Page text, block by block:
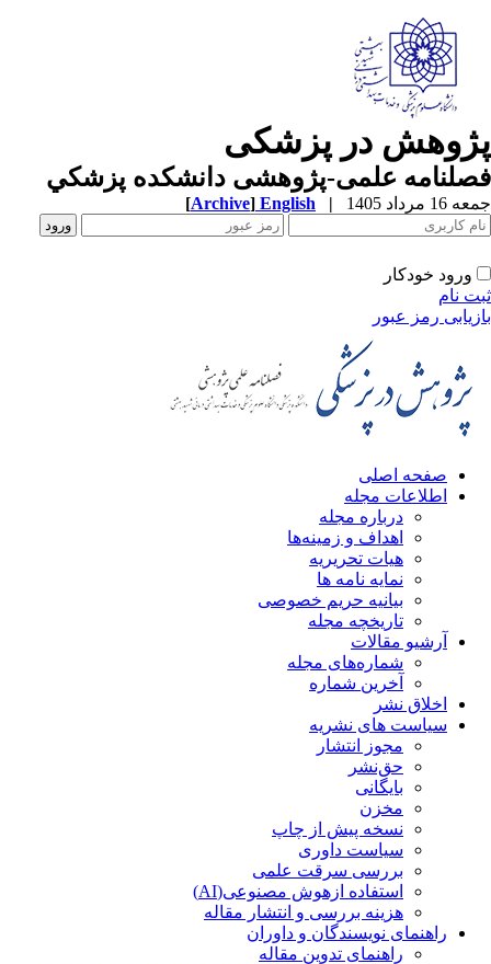
در پزشکی
علمی-پژوهشی دانشکده پزشکي
مرداد 1405 |
English
[Archive]
ورود خودکار
نام
رمز عبور
صفحه اصلی
اطلاعات مجله
درباره مجله
اهداف و زمینه‌ها
هیات تحریریه
نمایه نامه ها
بیانیه حریم خصوصی
تاریخچه مجله
آرشیو مقالات
شماره‌های مجله
آخرین شماره
اخلاق نشر
سیاست های نشریه
مجوز انتشار
حق‌نشر
بایگانی
مخزن
نسخه پیش از چاپ
سیاست داوری
بررسی سرقت علمی
استفاده ازهوش مصنوعی(AI)
هزینه بررسی و انتشار مقاله
راهنمای نویسندگان و داوران
راهنمای تدوین مقاله